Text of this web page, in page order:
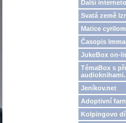
Další
Svatá země
Matice
Časopis
JukeBox on-
TémaBox s
Jeníkov.net
Adoptivní
Kolpingovo